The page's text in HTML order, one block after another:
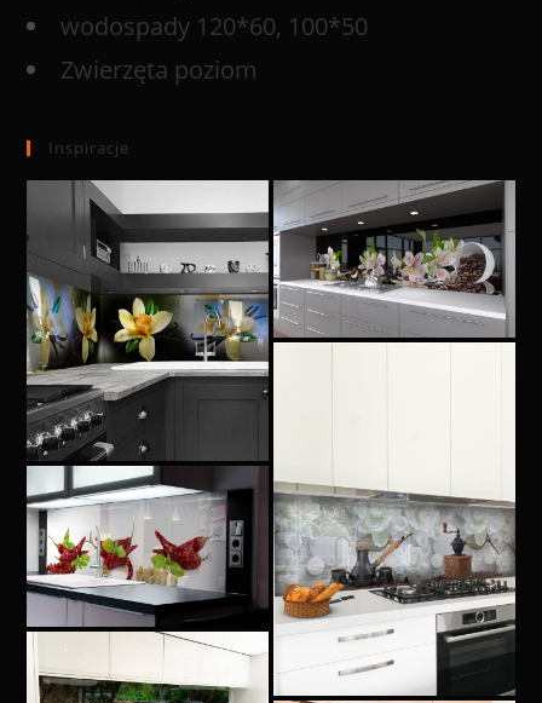
wodospady 120*60, 100*50
Zwierzęta poziom
Inspiracje